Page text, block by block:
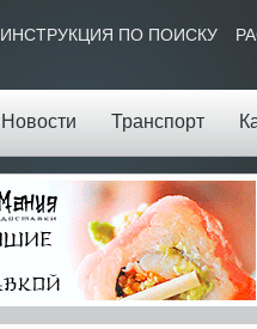
Новости Транспорт
ИНСТРУКЦИЯ ПО ПОИСКУ